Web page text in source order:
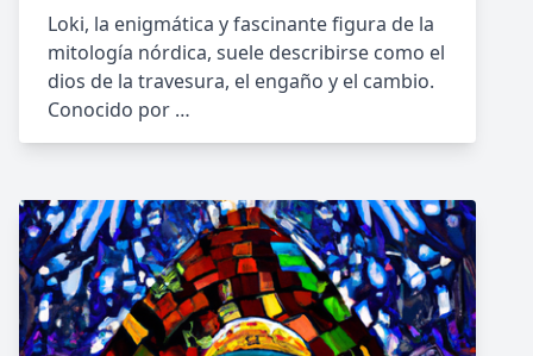
Loki, la enigmática y fascinante figura de la
mitología nórdica, suele describirse como el
dios de la travesura, el engaño y el cambio.
Conocido por …